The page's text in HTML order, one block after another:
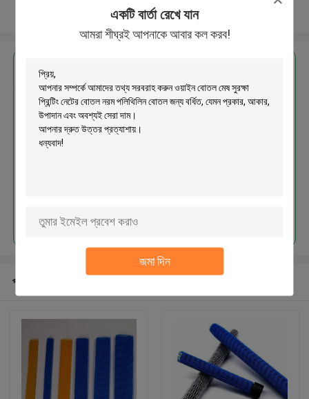
একটি বার্তা রেখে যান
আমরা শীঘ্রই আপনাকে আবার কল করব!
জমা দিন
আরো দেখুন
ওয়াইন বোতল মেষ সুরক্ষা প্রিন্টিং নেটের বোতল
নরম পলিথিলিন বোতল জন্য বর্ধিত
প্রস্তাবিত পণ্য